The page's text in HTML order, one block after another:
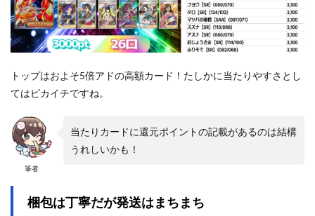
トップはおよそ5倍アドの高額カード！たしかに当たりやすさとし
てはピカイチですね。
筆者
当たりカードに還元ポイントの記載があるのは結構
うれしいかも！
梱包は丁寧だが発送はまちまち